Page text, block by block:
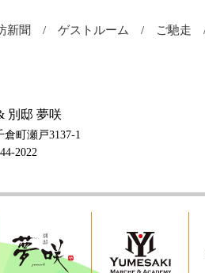
新聞 ゲストルーム ご馳走
別邸 夢咲
倉町瀬戸3137-1
2022